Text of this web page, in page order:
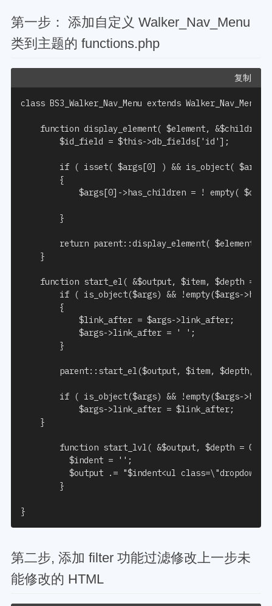
服务咨询
第一步： 添加自定义 Walker_Nav_Menu
类到主题的 functions.php
复制
class BS3_Walker_Nav_Menu extends Walker_Nav_Menu {
			$args->link_after = '
';
function start_lvl( &$output, $depth = 0,
          $indent = '';
$output .= "$indent<ul class=\"dropdown-
        }
}
第二步, 添加 filter 功能过滤修改上一步未
能修改的 HTML